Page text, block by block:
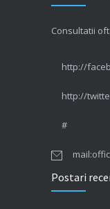
Consultatii
http://
http://
#
Postari